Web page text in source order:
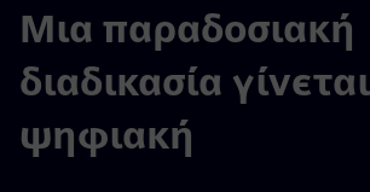
Μια παραδοσιακή
διαδικασία γίνεται
ψηφιακή